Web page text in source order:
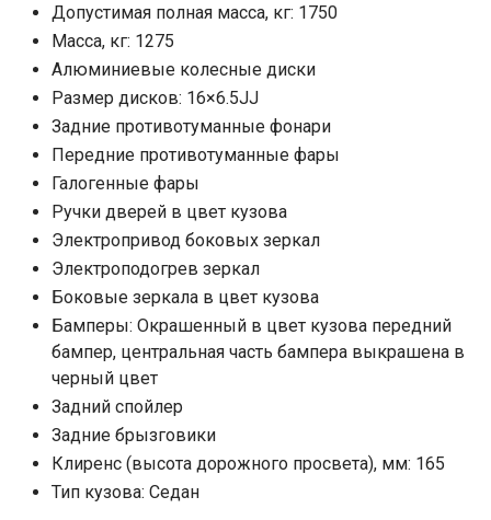
Допустимая полная масса, кг: 1750
Масса, кг: 1275
Алюминиевые колесные диски
Размер дисков: 16×6.5JJ
Задние противотуманные фонари
Передние противотуманные фары
Галогенные фары
Ручки дверей в цвет кузова
Электропривод боковых зеркал
Электроподогрев зеркал
Боковые зеркала в цвет кузова
Бамперы: Окрашенный в цвет кузова передний
бампер, центральная часть бампера выкрашена в
черный цвет
Задний спойлер
Задние брызговики
Клиренс (высота дорожного просвета), мм: 165
Тип кузова: Седан